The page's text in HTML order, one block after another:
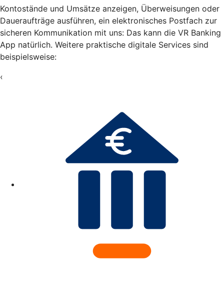
Kontostände und Umsätze anzeigen, Überweisungen oder
Daueraufträge ausführen, ein elektronisches Postfach zur
sicheren Kommunikation mit uns: Das kann die VR Banking
App natürlich. Weitere praktische digitale Services sind
beispielsweise:
‹